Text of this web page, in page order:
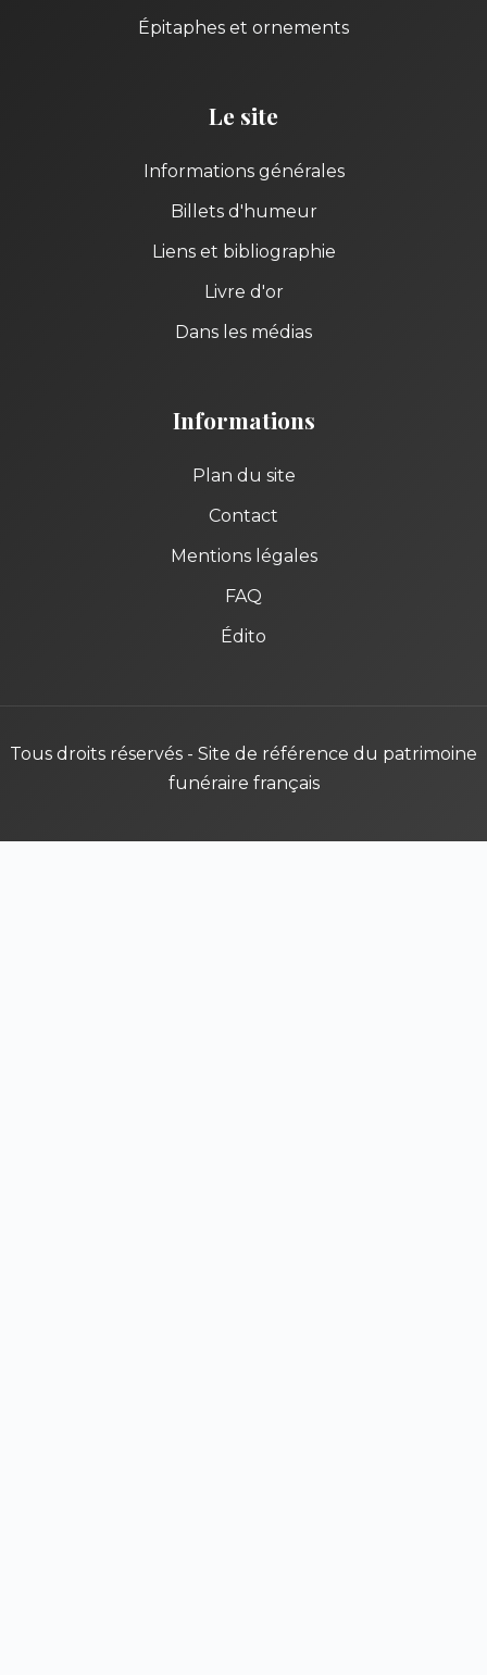
Épitaphes et ornements
Le site
Informations générales
Billets d'humeur
Liens et bibliographie
Livre d'or
Dans les médias
Informations
Plan du site
Contact
Mentions légales
FAQ
Édito
Tous droits réservés - Site de référence du patrimoine
funéraire français